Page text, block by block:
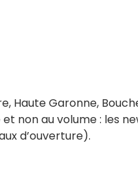
Haute Garonne,
non au volume : les
d’ouverture).